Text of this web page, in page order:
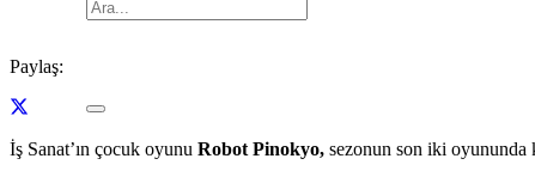
Paylaş:
İş Sanat’ın çocuk oyunu Robot Pinokyo, sezonun son iki oyununda